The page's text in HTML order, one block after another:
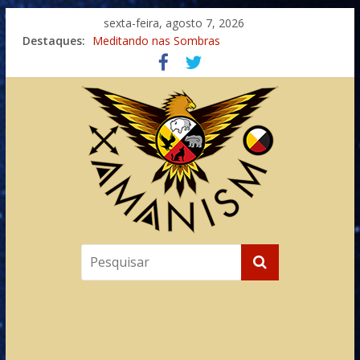
sexta-feira, agosto 7, 2026
Destaques: Meditando nas Sombras
Autosuficiência: A Jornada do Espírito Ancestral
Xamanismo Universal
Totens – Caminho Espiritual – Crescimento
Imaginação na Cura